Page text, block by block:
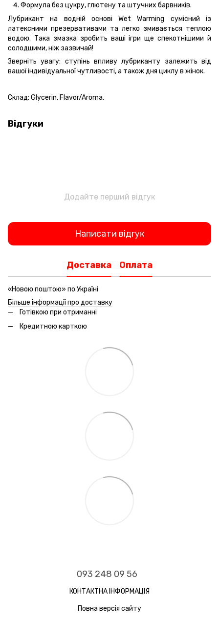
Формула без цукру, глютену та штучних барвників.
Лубрикант на водній основі Wet Warming сумісний із
латексними презервативами та легко змивається теплою
водою. Така змазка зробить ваші ігри ще спекотнішими й
солодшими, ніж зазвичай!
Зверніть увагу: ступінь впливу лубриканту залежить від
вашої індивідуальної чутливості, а також дня циклу в жінок.
Склад: Glycerin, Flavor/Aroma.
Відгуки
Додайте перший відгук
Написати відгук
Доставка Оплата
«Новою поштою» по Україні
Більше інформації про доставку
Готівкою при отриманні
Кредитною карткою
093 248 09 56
КОНТАКТНА ІНФОРМАЦІЯ
Повна версія сайту